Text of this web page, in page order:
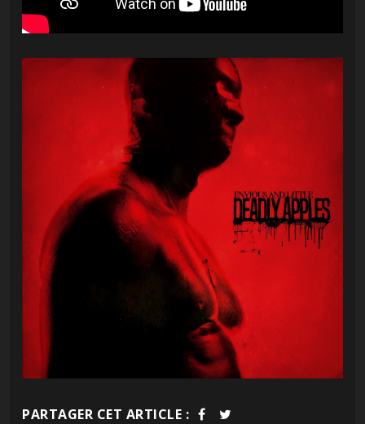
PARTAGER CET ARTICLE :